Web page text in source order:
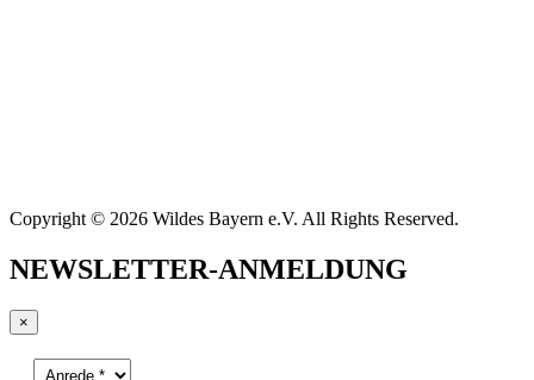
Copyright © 2026 Wildes Bayern e.V. All Rights Reserved.
NEWSLETTER-ANMELDUNG
×